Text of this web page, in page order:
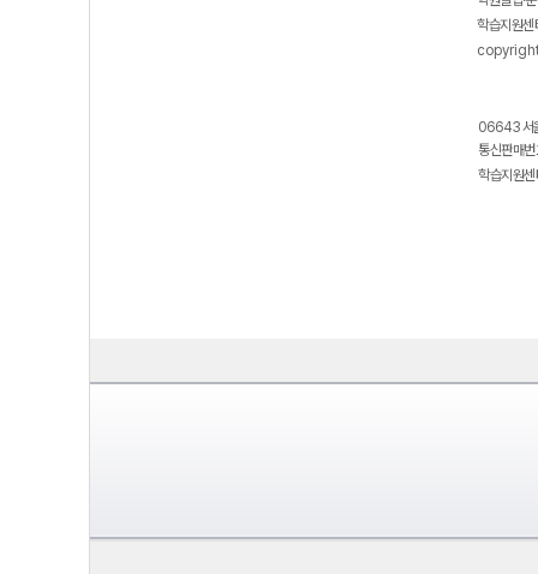
학습지원
06643 서
통신판매
학습지원